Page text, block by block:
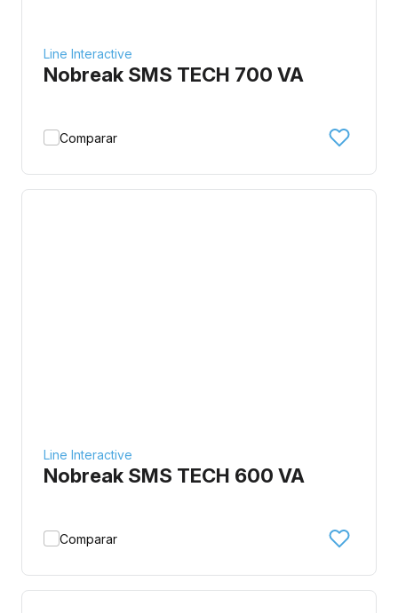
Line Interactive
Nobreak SMS TECH 700 VA
Comparar
Line Interactive
Nobreak SMS TECH 600 VA
Comparar